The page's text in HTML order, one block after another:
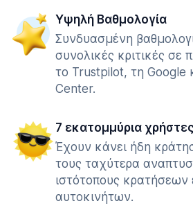
Υψηλή Βαθμολογία
Συνδυασμένη
συνολικές κριτικές σε
το Trustpilot, τη Google
Center.
7 εκατομμύρια χρήστες
Έχουν κάνει ήδη
τους ταχύτερα
ιστότοπους κρατήσεων
αυτοκινήτων.